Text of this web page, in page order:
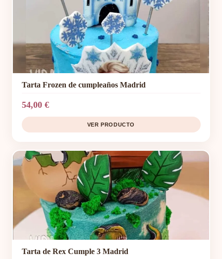
Tarta Frozen de cumpleaños Madrid
54,00 €
VER PRODUCTO
Tarta de Rex Cumple 3 Madrid